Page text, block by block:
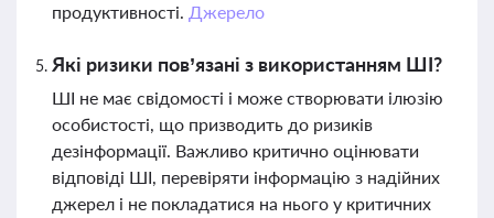
продуктивності. Джерело
Які ризики пов’язані з використанням ШІ?
ШІ не має свідомості і може створювати ілюзію
особистості, що призводить до ризиків
дезінформації. Важливо критично оцінювати
відповіді ШІ, перевіряти інформацію з надійних
джерел і не покладатися на нього у критичних